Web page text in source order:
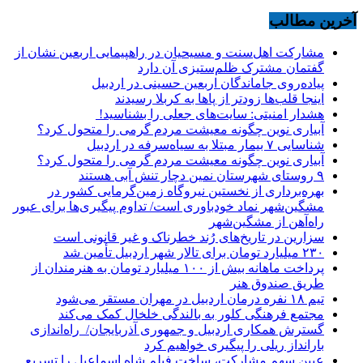
آخرین مطالب
مشارکت اهل‌سنت و مسیحیان در راهپیمایی اربعین نشان از
گفتمان مشترک ظلم‌ستیزی آن دارد
پیاده‌روی جاماندگان اربعین حسینی در اردبیل
اینجا قلب‌ها زودتر از پاها به کربلا رسیدند
هشدار امنیتی: سایت‌های جعلی را بشناسید!
آبیاری نوین چگونه معیشت مردم گرمی را متحول کرد؟
شناسایی ۷ بیمار مبتلا به سیاه‌سرفه در اردبیل
آبیاری نوین چگونه معیشت مردم گرمی را متحول کرد؟
۹ روستای شهرستان نمین دچار تنش آبی هستند
بهره‌برداری از نخستین نیروگاه زمین‌گرمایی کشور در
مشگین‌شهر نماد خودباوری است/ تداوم پیگیری‌ها برای عبور
راه‌آهن از مشگین‌شهر
سزارین در تاریخ‌های رُند خطرناک و غیر قانونی است
۲۳۰ میلیارد تومان برای تالار شهر اردبیل تأمین شد
پرداخت ماهانه بیش از ۱۰۰ میلیارد تومان به هنرمندان از
طریق صندوق هنر
تیم ۱۸ نفره درمان اردبیل در مهران مستقر می‌شود
مجتمع فرهنگی کلور به بالندگی خلخال کمک می‌کند
گسترش همکاری اردبیل و جمهوری آذربایجان/ راه‌اندازی
بارانداز ریلی را پیگیری خواهیم کرد